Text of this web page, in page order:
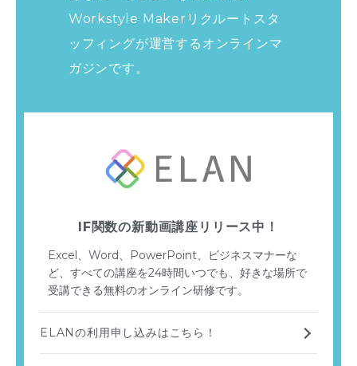
Workstyle Makerリクルートスタ
ッフィングが運営する オンラインマ
ガジンです。
IF関数の新動画講座リリース中！
Excel、Word、PowerPoint、ビジネスマナーな
ど、すべての講座を24時間いつでも、好きな場所で
受講できる無料のオンライン研修です。
ELANの利用申し込みはこちら！